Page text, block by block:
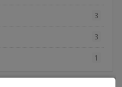
3
3
1